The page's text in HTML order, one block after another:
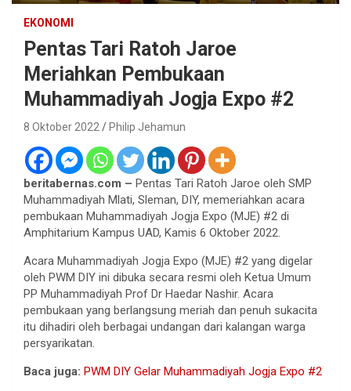
EKONOMI
Pentas Tari Ratoh Jaroe
Meriahkan Pembukaan
Muhammadiyah Jogja Expo #2
8 Oktober 2022 Philip Jehamun
beritabernas.com – Pentas Tari Ratoh Jaroe oleh SMP
Muhammadiyah Mlati, Sleman, DIY, memeriahkan acara
pembukaan Muhammadiyah Jogja Expo (MJE) #2 di
Amphitarium Kampus UAD, Kamis 6 Oktober 2022.
Acara Muhammadiyah Jogja Expo (MJE) #2 yang digelar
oleh PWM DIY ini dibuka secara resmi oleh Ketua Umum
PP Muhammadiyah Prof Dr Haedar Nashir. Acara
pembukaan yang berlangsung meriah dan penuh sukacita
itu dihadiri oleh berbagai undangan dari kalangan warga
persyarikatan.
Baca juga: PWM DIY Gelar Muhammadiyah Jogja Expo #2